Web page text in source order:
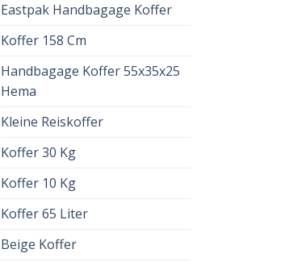
Eastpak Handbagage Koffer
Koffer 158 Cm
Handbagage Koffer 55x35x25
Hema
Kleine Reiskoffer
Koffer 30 Kg
Koffer 10 Kg
Koffer 65 Liter
Beige Koffer